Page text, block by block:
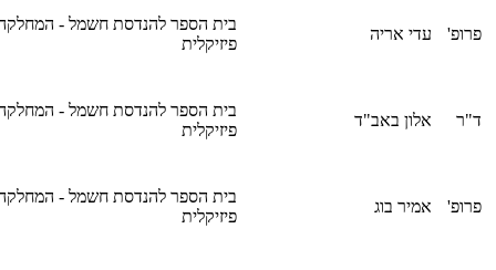
פרופ' עדי אריה
בית הספר להנדסת חשמל -
פיזיקלית
ד"ר אלון באב"ד
בית הספר להנדסת חשמל -
פיזיקלית
פרופ' אמיר בוג
בית הספר להנדסת חשמל -
פיזיקלית